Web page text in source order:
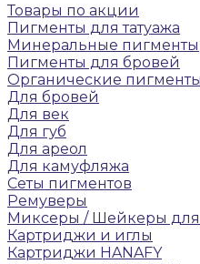
Товары по акции
Пигменты для татуажа
Минеральные пигменты
Пигменты для бровей
Органические пигменты
Для бровей
Для век
Для губ
Для ареол
Для камуфляжа
Сеты пигментов
Ремуверы
Микcеры / Шейкеры для
Картриджи и иглы
Картриджи HANAFY